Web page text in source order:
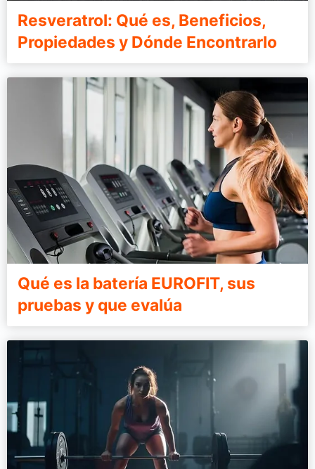
Resveratrol: Qué es, Beneficios,
Propiedades y Dónde Encontrarlo
Qué es la batería EUROFIT, sus
pruebas y que evalúa